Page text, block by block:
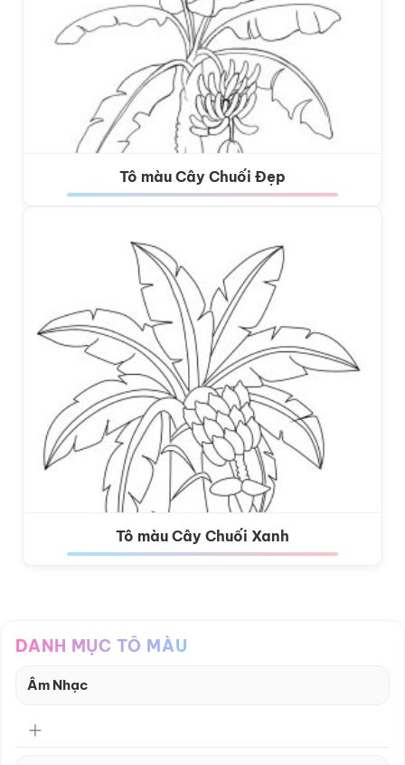
Tô màu Cây Chuối Đẹp
Tô màu Cây Chuối Xanh
DANH MỤC TÔ MÀU
Âm Nhạc